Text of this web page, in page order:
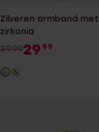
Zilveren armband met
zirkonia
39.9929 99